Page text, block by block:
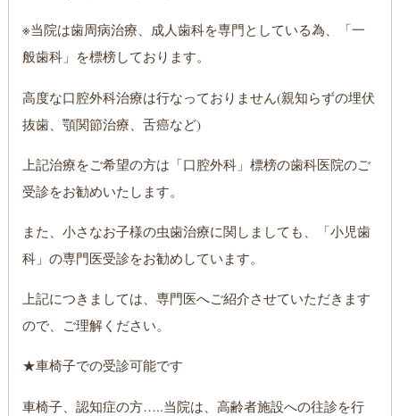
※当院は歯周病治療、成人歯科を専門としている為、「一
般歯科」を標榜しております。
高度な口腔外科治療は行なっておりません(親知らずの埋伏
抜歯、顎関節治療、舌癌など)
上記治療をご希望の方は「口腔外科」標榜の歯科医院のご
受診をお勧めいたします。
また、小さなお子様の虫歯治療に関しましても、「小児歯
科」の専門医受診をお勧めしています。
上記につきましては、専門医へご紹介させていただきます
ので、ご理解ください。
★車椅子での受診可能です
車椅子、認知症の方…..当院は、高齢者施設への往診を行